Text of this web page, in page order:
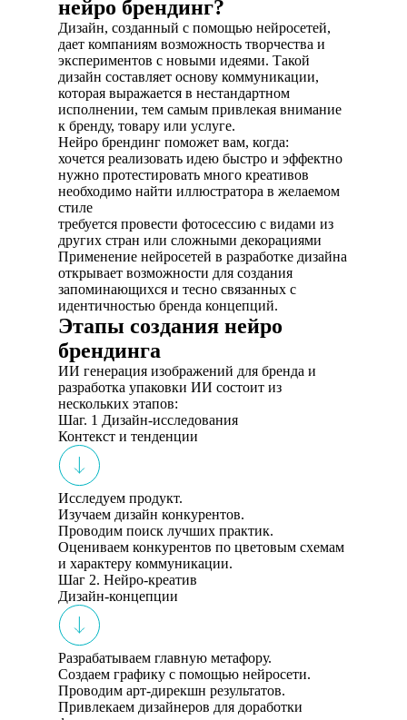
нейро брендинг?
Дизайн, созданный с помощью нейросетей,
дает компаниям возможность творчества и
экспериментов с новыми идеями. Такой
дизайн составляет основу коммуникации,
которая выражается в нестандартном
исполнении, тем самым привлекая внимание
к бренду, товару или услуге.
Нейро брендинг поможет вам, когда:
хочется реализовать идею быстро и эффектно
нужно протестировать много креативов
необходимо найти иллюстратора в желаемом
стиле
требуется провести фотосессию с видами из
других стран или сложными декорациями
Применение нейросетей в разработке дизайна
открывает возможности для создания
запоминающихся и тесно связанных с
идентичностью бренда концепций.
Этапы создания нейро
брендинга
ИИ генерация изображений для бренда и
разработка упаковки ИИ состоит из
нескольких этапов:
Шаг. 1 Дизайн-исследования
Контекст и тенденции
Исследуем продукт.
Изучаем дизайн конкурентов.
Проводим поиск лучших практик.
Оцениваем конкурентов по цветовым схемам
и характеру коммуникации.
Шаг 2. Нейро-креатив
Дизайн-концепции
Разрабатываем главную метафору.
Создаем графику с помощью нейросети.
Проводим арт-дирекшн результатов.
Привлекаем дизайнеров для доработки